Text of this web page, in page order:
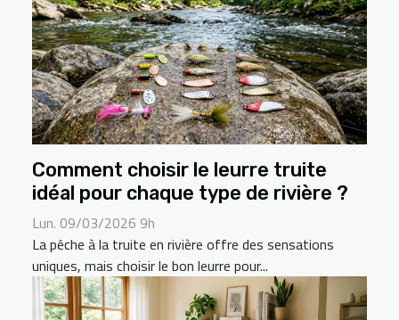
Comment choisir le leurre truite
idéal pour chaque type de rivière ?
Lun. 09/03/2026 9h
La pêche à la truite en rivière offre des sensations
uniques, mais choisir le bon leurre pour...